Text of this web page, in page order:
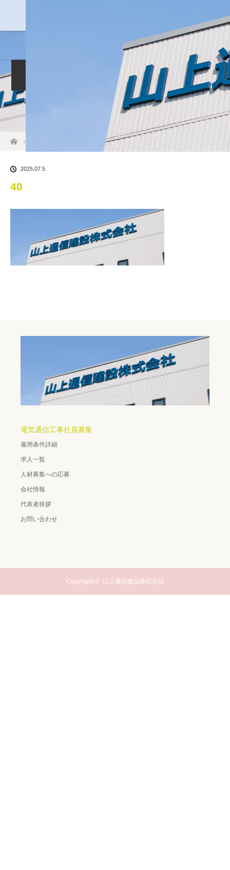
雇用条件詳細
人材募集への応募 会社情報
お問い合わせ
ホーム
2025.07.5
40
電気通信工事社員募集
雇用条件詳細
求人一覧
人材募集への応募
会社情報
代表者挨拶
お問い合わせ
Copyright © 山上通信建設株式会社